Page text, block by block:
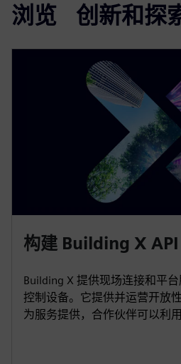
浏览 创新和探
构建 Building X
Building X 提供现场连接和平
控制设备。它提供并运营开放
为服务提供，合作伙伴可以利用